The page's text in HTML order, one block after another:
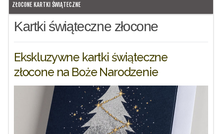
ZŁOCONE KARTKI ŚWIĄTECZNE
Kartki świąteczne złocone
Ekskluzywne kartki świąteczne
złocone na Boże Narodzenie